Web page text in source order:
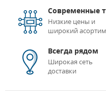
Современные
Низкие цены и
широкий
Всегда рядом
Широкая сеть
доставки